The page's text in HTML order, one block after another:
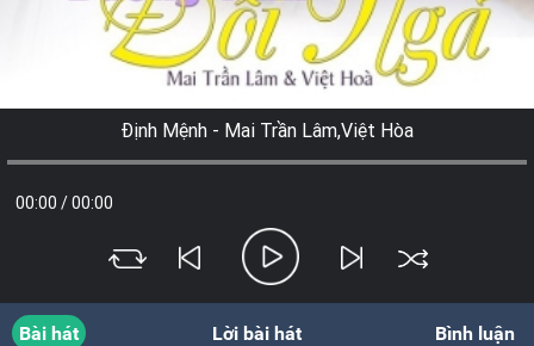
Định Mệnh - Mai Trần Lâm,Việt Hòa
00:00 /00:00
Bài hát Lời bài hát Bình luận